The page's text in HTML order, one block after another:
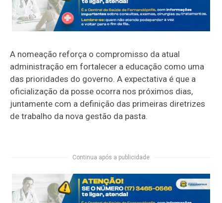
A nomeação reforça o compromisso da atual
administração em fortalecer a educação como uma
das prioridades do governo. A expectativa é que a
oficialização da posse ocorra nos próximos dias,
juntamente com a definição das primeiras diretrizes
de trabalho da nova gestão da pasta.
Continua após a publicidade